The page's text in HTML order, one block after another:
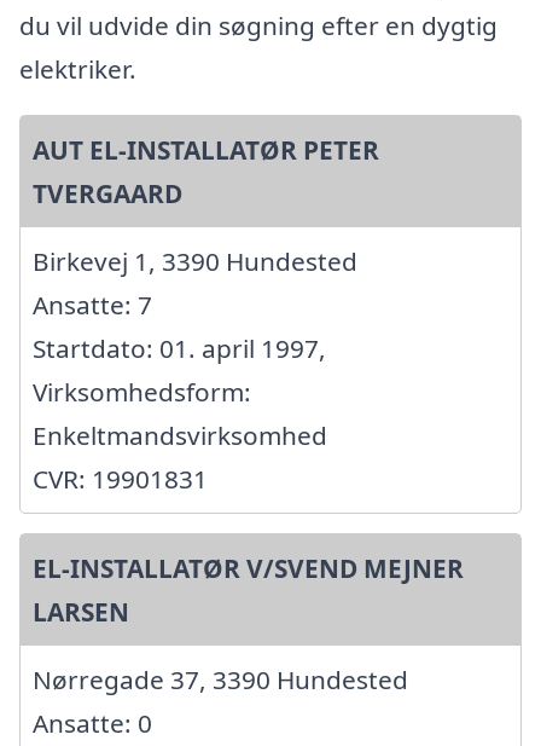
du vil udvide din søgning efter en dygtig
elektriker.
AUT EL-INSTALLATØR PETER
TVERGAARD
Birkevej 1, 3390 Hundested
Ansatte: 7
Startdato: 01. april 1997,
Virksomhedsform:
Enkeltmandsvirksomhed
CVR: 19901831
EL-INSTALLATØR V/SVEND MEJNER
LARSEN
Nørregade 37, 3390 Hundested
Ansatte: 0